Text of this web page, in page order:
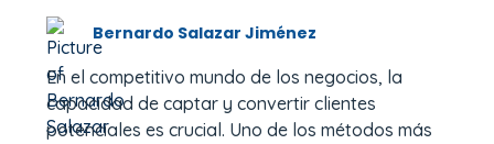
Bernardo Salazar Jiménez
En el competitivo mundo de los negocios, la
capacidad de captar y convertir clientes
potenciales es crucial. Uno de los métodos más